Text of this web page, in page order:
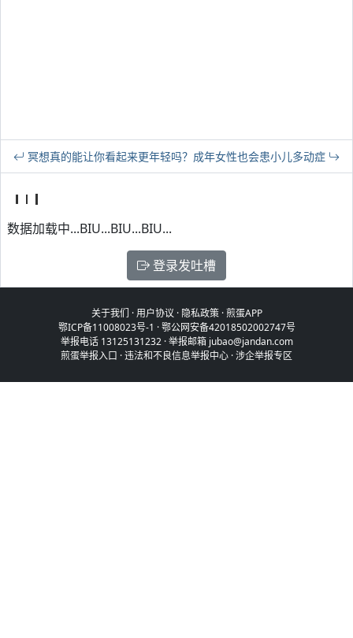
冥想真的能让你看起来更年轻吗？ 成年女性也会患小儿多动症
数据加载中...BIU...BIU...BIU...
登录发吐槽
关于我们 ·用户协议 · 隐私政策·煎蛋APP
鄂ICP备11008023号-1 ·鄂公网安备42018502002747号
举报电话 13125131232 · 举报邮箱 jubao@jandan.com
煎蛋举报入口 ·违法和不良信息举报中心 ·涉企举报专区